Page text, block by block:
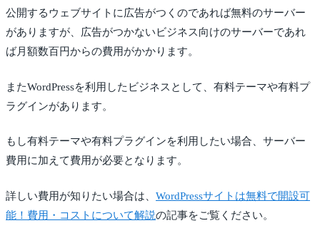
公開するウェブサイトに広告がつくのであれば無料のサーバー
がありますが、広告がつかないビジネス向けのサーバーであれ
ば月額数百円からの費用がかかります。
またWordPressを利用したビジネスとして、有料テーマや有料プ
ラグインがあります。
もし有料テーマや有料プラグインを利用したい場合、サーバー
費用に加えて費用が必要となります。
詳しい費用が知りたい場合は、 WordPressサイトは無料で開設可
能！費用・コストについて解説の記事をご覧ください。